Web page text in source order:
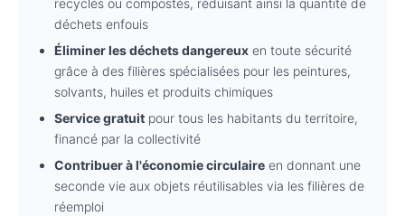
recyclés ou compostés, réduisant ainsi la quantité de
déchets enfouis
Éliminer les déchets dangereux en toute sécurité
grâce à des filières spécialisées pour les peintures,
solvants, huiles et produits chimiques
Service gratuit pour tous les habitants du territoire,
financé par la collectivité
Contribuer à l'économie circulaire en donnant une
seconde vie aux objets réutilisables via les filières de
réemploi